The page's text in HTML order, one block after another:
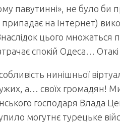
павутинні», не було
припадає на Інтернет)
цього множаться
спокій Одеса…
нинішньої
а… своїх громадян!
господаря Влада
могутнє турецьке